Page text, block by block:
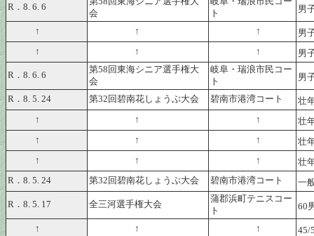
R．8. 6. 6
会
ト
男
↑ ↑ ↑
男
↑
↑ ↑ 男
R．8. 6. 6
第58回東海シニア選手権大
会
岐阜・瑞浪市民コー
ト
男
R．8. 5. 24 第32回碧南花しょうぶ大会 碧南市港湾コート
壮
↑
↑ ↑
壮
↑
↑ ↑
壮
↑
↑ ↑
壮
R．8. 5. 24
第32回碧南花しょうぶ大会 碧南市港湾コート 一
R．8. 5. 17 全三河選手権大会
蒲郡浜町テニスコー
ト
60
↑ ↑ ↑ 45/